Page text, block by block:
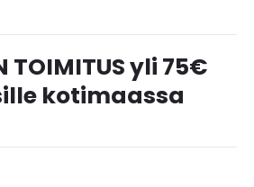
TOIMITUS yli 75€
kotimaassa